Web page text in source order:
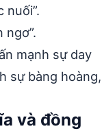
nuối”.
ngơ”.
mạnh sự day
sự bàng hoàng,
và đồng